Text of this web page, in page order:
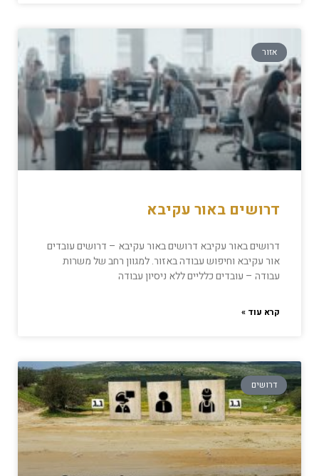
אזור
דרושים באור עקיבא
דרושים באור עקיבא דרושים באור עקיבא – דרושים עובדים
אור עקיבא וחיפוש עבודה באזור. למגוון רחב של משרות
עבודה – עובדים כלליים ללא ניסיון עבודה
קרא עוד »
דרושים